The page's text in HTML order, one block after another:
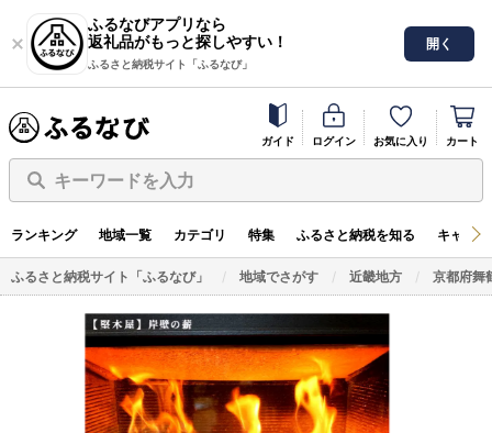
ふるなびアプリなら
返礼品がもっと探しやすい！
ふるさと納税サイト「ふるなび」
開く
ガイド ログイン お気に入り カート
キーワードを入力
ランキング 地域一覧 カテゴリ 特集 ふるさと納税を知る キャン
ふるさと納税サイト「ふるなび」 地域でさがす 近畿地方 京都府舞